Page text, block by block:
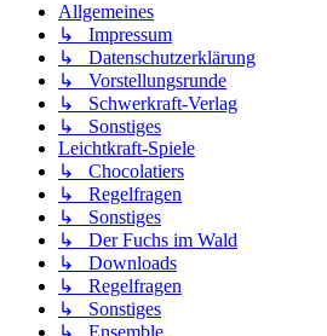
Allgemeines
↳ Impressum
↳ Datenschutzerklärung
↳ Vorstellungsrunde
↳ Schwerkraft-Verlag
↳ Sonstiges
Leichtkraft-Spiele
↳ Chocolatiers
↳ Regelfragen
↳ Sonstiges
↳ Der Fuchs im Wald
↳ Downloads
↳ Regelfragen
↳ Sonstiges